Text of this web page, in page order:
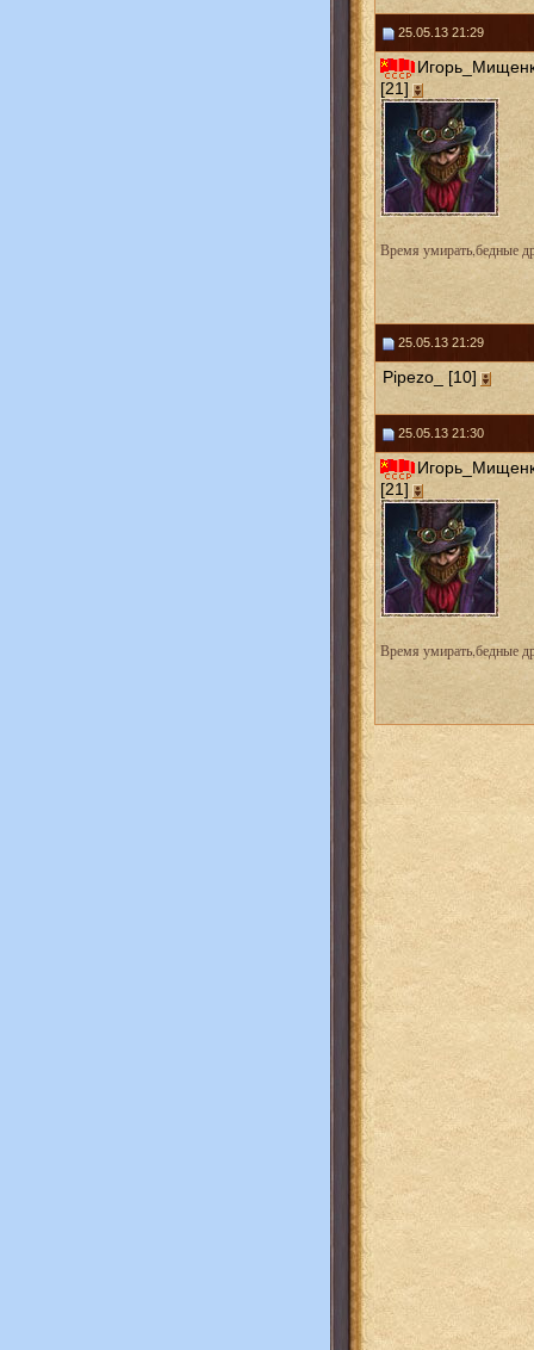
25.05.13 21:29
[21]
Время умирать,бедные
25.05.13 21:29
Pipezo_ [10]
25.05.13 21:30
[21]
Время умирать,бедные